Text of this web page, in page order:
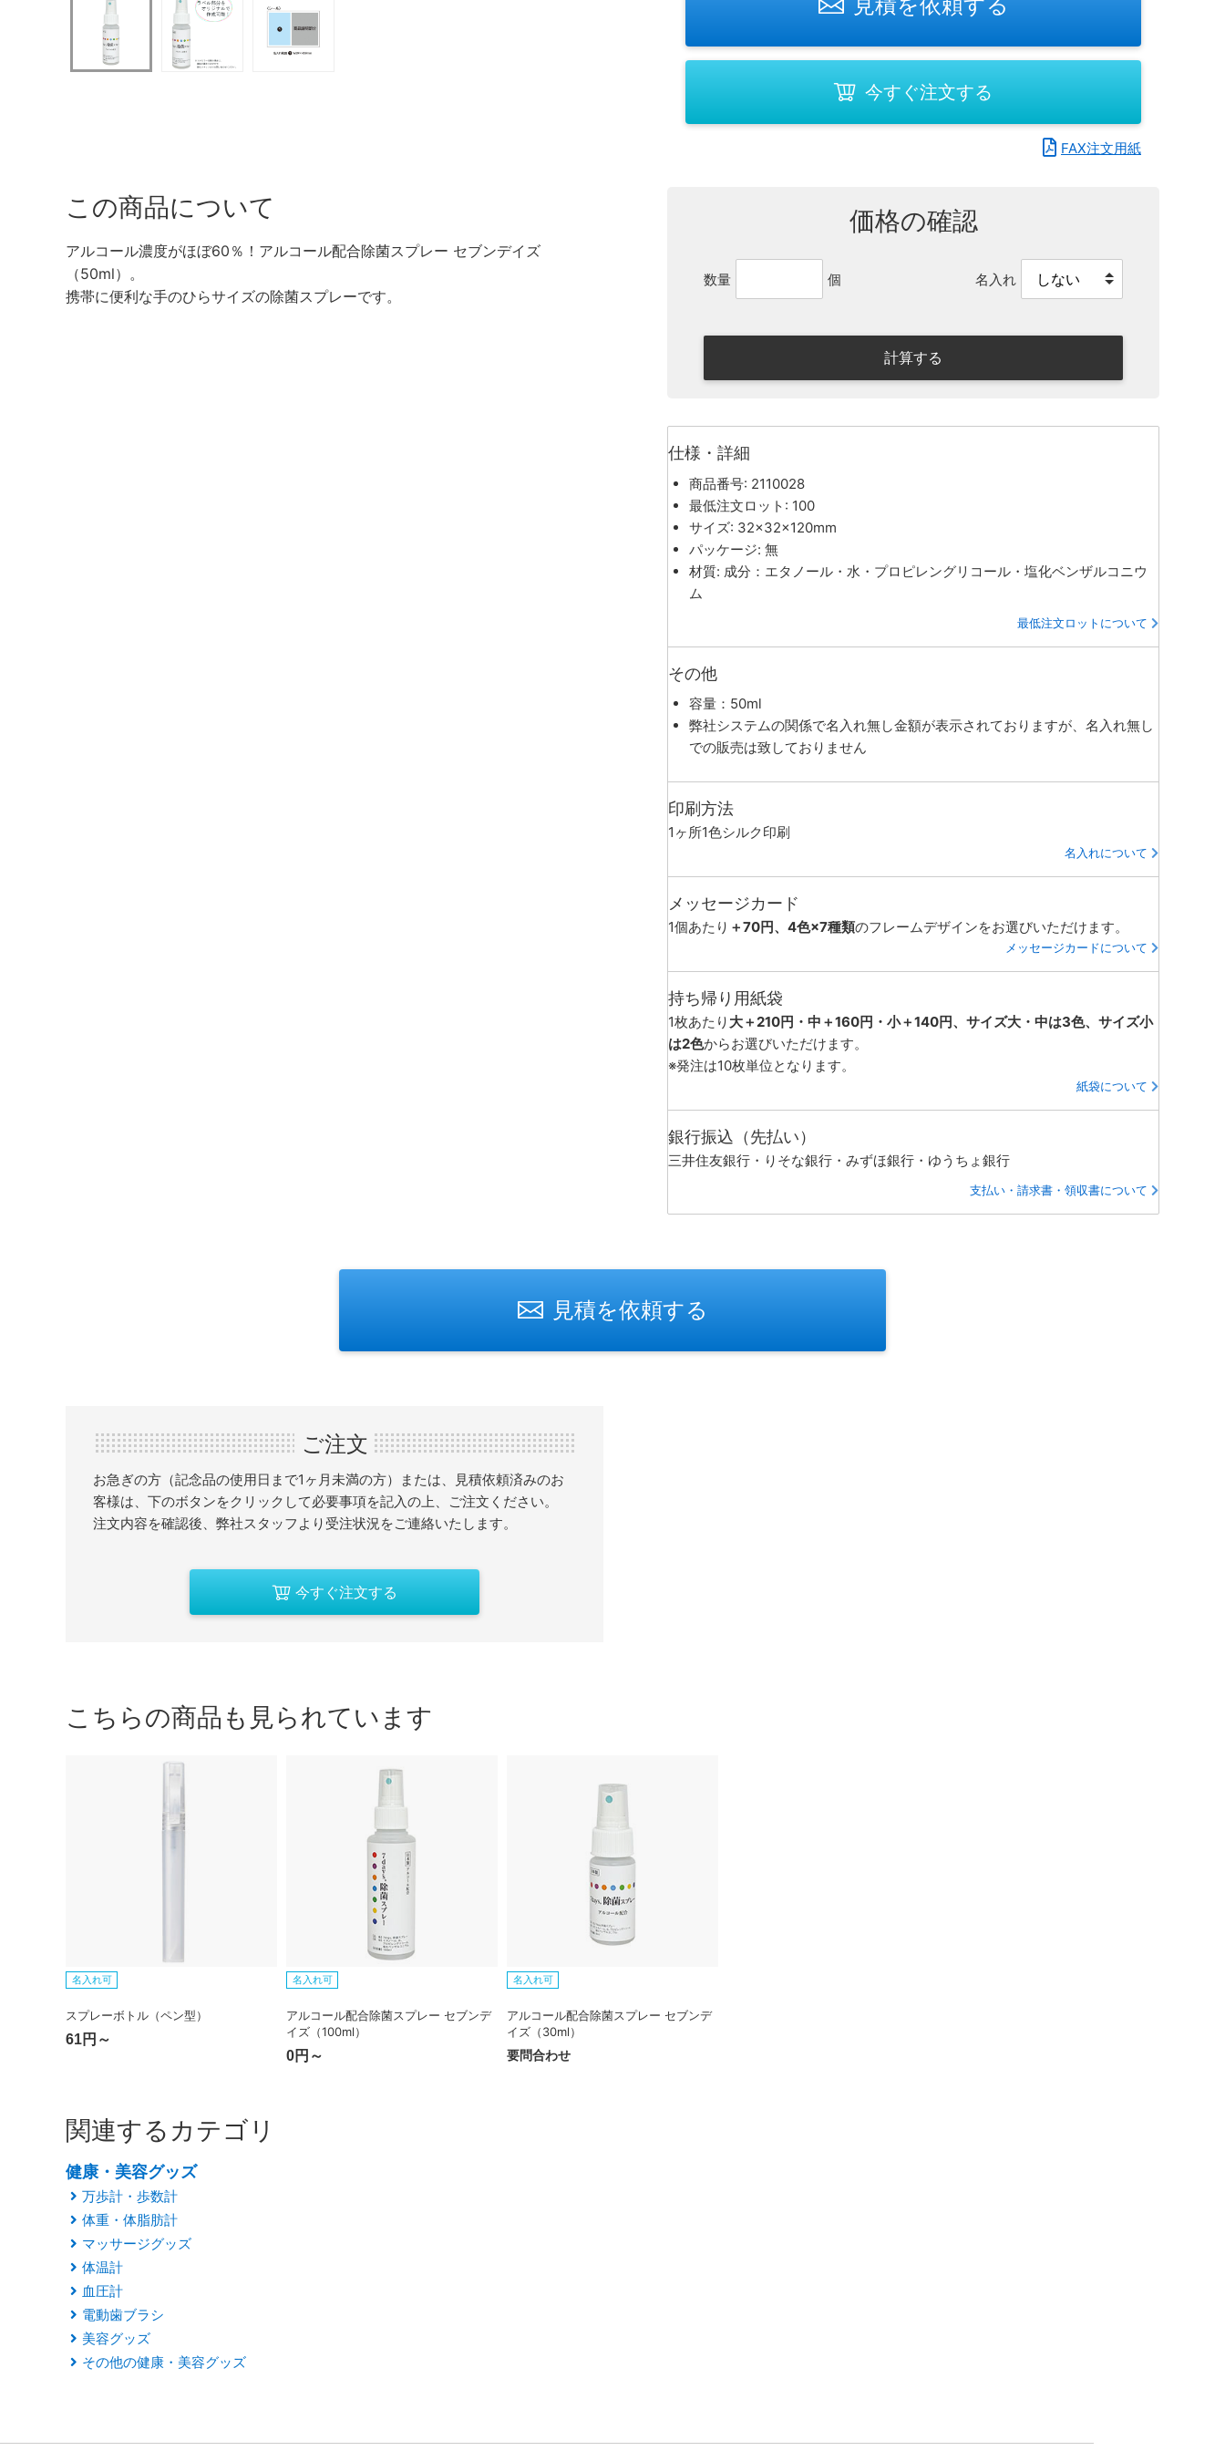
今すぐ注文する
FAX注文用紙
この商品について
アルコール濃度がほぼ60％！アルコール配合除菌スプレー セブンデイズ
（50ml）。
携帯に便利な手のひらサイズの除菌スプレーです。
価格の確認
数量 個 名入れ
計算する
仕様・詳細
商品番号: 2110028
最低注文ロット: 100
サイズ: 32×32×120mm
パッケージ: 無
材質: 成分：エタノール・水・プロピレングリコール・塩化ベンザルコニウ
ム
最低注文ロットについて
その他
容量：50ml
弊社システムの関係で名入れ無し金額が表示されておりますが、名入れ無し
での販売は致しておりません
印刷方法
1ヶ所1色シルク印刷
名入れについて
メッセージカード
1個あたり ＋70円、4色×7種類のフレームデザインをお選びいただけます。
メッセージカードについて
持ち帰り用紙袋
1枚あたり 大＋210円・中＋160円・小＋140円、サイズ大・中は3色、サイズ小
は2色からお選びいただけます。
※発注は10枚単位となります。
紙袋について
銀行振込（先払い）
三井住友銀行・りそな銀行・みずほ銀行・ゆうちょ銀行
支払い・請求書・領収書について
見積を依頼する
ご注文
お急ぎの方（記念品の使用日まで1ヶ月未満の方）または、見積依頼済みのお
客様は、下のボタンをクリックして必要事項を記入の上、ご注文ください。
注文内容を確認後、弊社スタッフより受注状況をご連絡いたします。
今すぐ注文する
こちらの商品も見られています
名入れ可
スプレーボトル（ペン型）
61円～
名入れ可
アルコール配合除菌スプレー セブンデ
イズ（100ml）
0円～
名入れ可
アルコール配合除菌スプレー セブンデ
イズ（30ml）
要問合わせ
関連するカテゴリ
健康・美容グッズ
万歩計・歩数計
体重・体脂肪計
マッサージグッズ
体温計
血圧計
電動歯ブラシ
美容グッズ
その他の健康・美容グッズ